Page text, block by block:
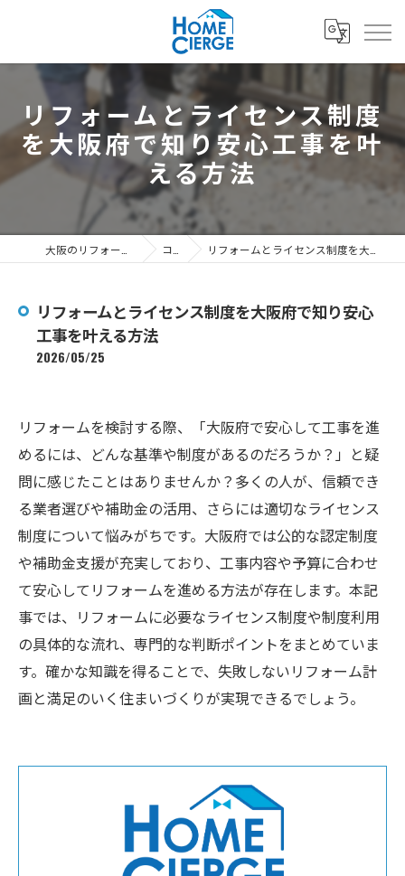
リフォームとライセンス制度
を大阪府で知り安心工事を叶
える方法
コラム リフォームとライセンス制度を大阪府で知り安心工事を叶える方法
リフォームとライセンス制度を大阪府で知り安心
工事を叶える方法
2026/05/25
リフォームを検討する際、「大阪府で安心して工事を進
めるには、どんな基準や制度があるのだろうか？」と疑
問に感じたことはありませんか？多くの人が、信頼でき
る業者選びや補助金の活用、さらには適切なライセンス
制度について悩みがちです。大阪府では公的な認定制度
や補助金支援が充実しており、工事内容や予算に合わせ
て安心してリフォームを進める方法が存在します。本記
事では、リフォームに必要なライセンス制度や制度利用
の具体的な流れ、専門的な判断ポイントをまとめていま
す。確かな知識を得ることで、失敗しないリフォーム計
画と満足のいく住まいづくりが実現できるでしょう。